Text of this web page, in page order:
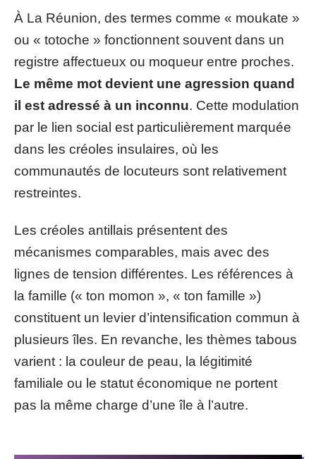
À La Réunion, des termes comme « moukate »
ou « totoche » fonctionnent souvent dans un
registre affectueux ou moqueur entre proches.
Le même mot devient une agression quand
il est adressé à un inconnu. Cette modulation
par le lien social est particulièrement marquée
dans les créoles insulaires, où les
communautés de locuteurs sont relativement
restreintes.
Les créoles antillais présentent des
mécanismes comparables, mais avec des
lignes de tension différentes. Les références à
la famille (« ton momon », « ton famille »)
constituent un levier d’intensification commun à
plusieurs îles. En revanche, les thèmes tabous
varient : la couleur de peau, la légitimité
familiale ou le statut économique ne portent
pas la même charge d’une île à l’autre.